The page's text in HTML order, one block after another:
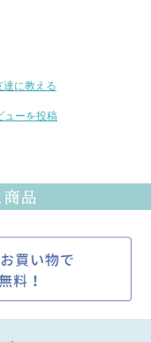
達に教える
ューを投稿